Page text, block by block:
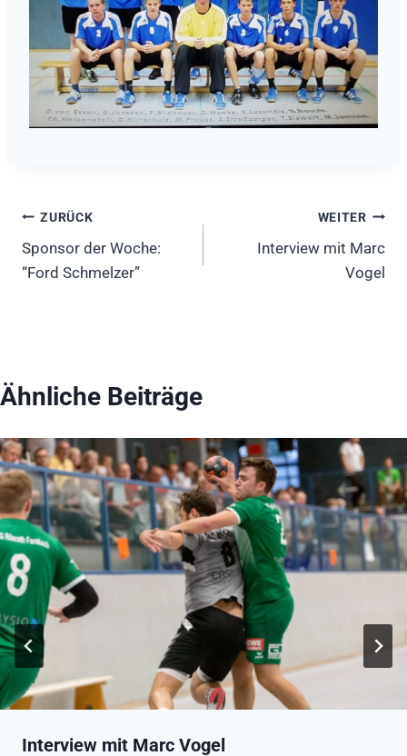
Beitragsnavigation
ZURÜCK
Sponsor der Woche:
“Ford Schmelzer”
WEITER
Interview mit Marc
Vogel
Ähnliche Beiträge
Interview mit Marc Vogel